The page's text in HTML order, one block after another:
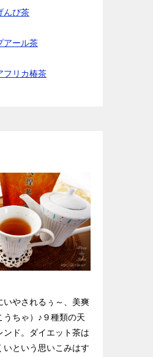
んぴ茶
アール茶
フリカ椿茶
いやされるぅ～、美爽
うちゃ）♪９種類の天
ンド。ダイエット茶は
いという思いこみはす